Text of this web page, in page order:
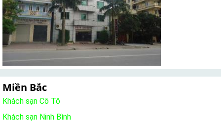
Miền Bắc
Khách sạn Cô Tô
Khách sạn Ninh Bình